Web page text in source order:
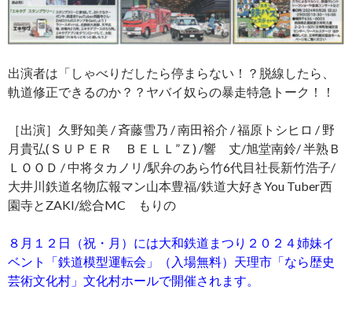
出演者は「しゃべりだしたら停まらない！？脱線したら、
軌道修正できるのか？？ヤバイ奴らの暴走特急トーク！！
［出演］久野知美 / 斉藤雪乃 / 南田裕介 / 福原トシヒロ / 野
月貴弘(ＳＵＰＥＲ ＢＥＬＬ”Ｚ) /響 丈/旭堂南鈴/ 半熟Ｂ
ＬＯＯＤ / 中将タカノリ/駅弁のあら竹6代目社長新竹浩子/
大井川鉄道名物広報マン山本豊福/鉄道大好きYou Tuber西
園寺とZAKI/総合MC もりの
８月１２日（祝・月）には大和鉄道まつり２０２４姉妹イ
ベント「鉄道模型運転会」（入場無料）天理市「なら歴史
芸術文化村」文化村ホールで開催されます。